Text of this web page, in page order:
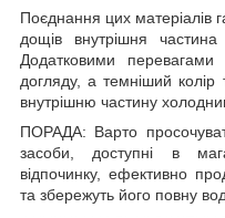
Поєднання цих матеріалів
дощів внутрішня
Додатковими
догляду, а темніший колір
внутрішню частину
ПОРАДА: Варто
засоби, доступні в
відпочинку, ефективно
та збережуть його повну